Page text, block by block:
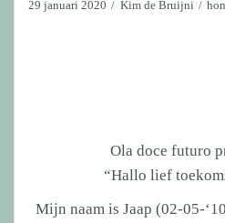
29 januari 2020 Kim de Bruijni
Ola doce futuro
“Hallo lief
Mijn naam is Jaap (02-05-